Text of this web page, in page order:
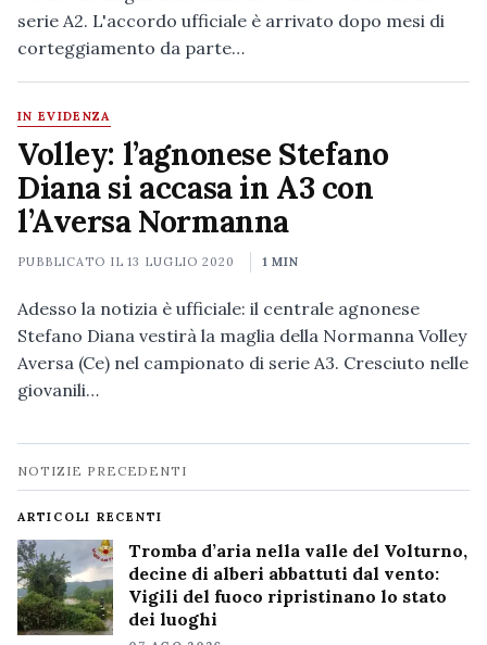
serie A2. L'accordo ufficiale è arrivato dopo mesi di
corteggiamento da parte…
IN EVIDENZA
Volley: l’agnonese Stefano
Diana si accasa in A3 con
l’Aversa Normanna
PUBBLICATO IL13 LUGLIO 2020 1 MIN
Adesso la notizia è ufficiale: il centrale agnonese
Stefano Diana vestirà la maglia della Normanna Volley
Aversa (Ce) nel campionato di serie A3. Cresciuto nelle
giovanili…
Navigazione
notizie
NOTIZIE PRECEDENTI
ARTICOLI RECENTI
Tromba d’aria nella valle del Volturno,
decine di alberi abbattuti dal vento:
Vigili del fuoco ripristinano lo stato
dei luoghi